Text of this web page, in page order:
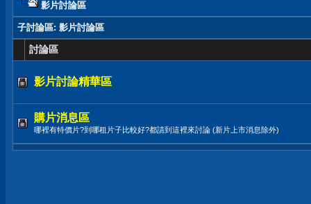
影片討論區
子討論區: 影片討論區
討論區
影片討論精華區
購片消息區
哪裡有特價片?到哪租片子比較好?都請到這裡來討論 (新片上市消息除外)